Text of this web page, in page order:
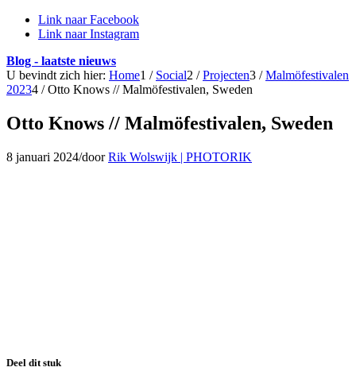
Link naar Facebook
Link naar Instagram
Blog - laatste nieuws
U bevindt zich hier: Home1 / Social2 / Projecten3 / Malmöfestivalen
20234 / Otto Knows // Malmöfestivalen, Sweden
Otto Knows // Malmöfestivalen, Sweden
8 januari 2024/doorRik Wolswijk | PHOTORIK
Deel dit stuk